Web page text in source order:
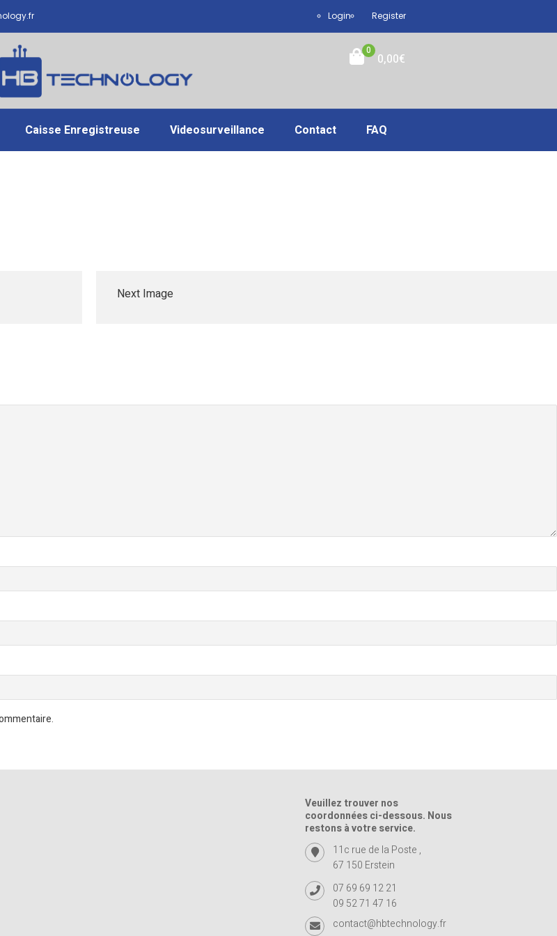
Login Register
0
0,00€
Caisse Enregistreuse Videosurveillance Contact FAQ
Next Image
Veuillez trouver nos
coordonnées ci-dessous. Nous
restons à votre service.
11c rue de la Poste ,
67 150 Erstein
07 69 69 12 21
09 52 71 47 16
contact@hbtechnology.fr